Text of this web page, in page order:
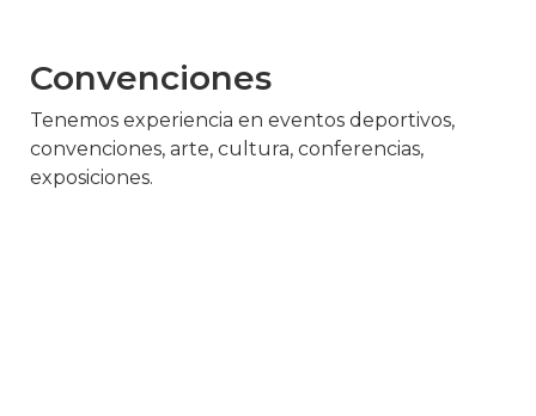
Convenciones
Tenemos experiencia en eventos deportivos,
convenciones, arte, cultura, conferencias,
exposiciones.